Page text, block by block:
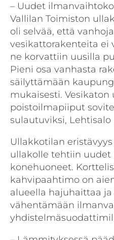
– Uudet
Vallilan Toimiston
oli selvää, että
vesikattorakenteita ei
ne korvattiin uusilla
Pieni osa vanhasta
säilyttämään
mukaisesti.
poistoilmapiiput
sulautuviksi, Lehtisalo
Ullakkotilan
ullakolle tehtiin uudet
konehuoneet.
kahvipaahtimo on
alueella hajuhaittaa
vähentämään